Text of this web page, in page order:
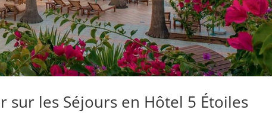
sur les Séjours en Hôtel 5 Étoiles